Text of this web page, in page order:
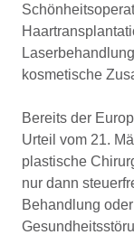
kosmetische
Bereits der
Urteil vom 21.
plastische
nur dann
Behandlung